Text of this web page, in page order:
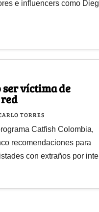
e influencers como
ser víctima de
TORRES
Catfish Colombia,
recomendaciones para
con extraños por